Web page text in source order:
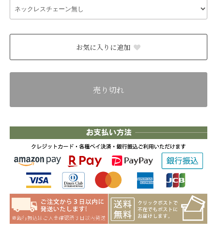
お気に入りに追加
売り切れ